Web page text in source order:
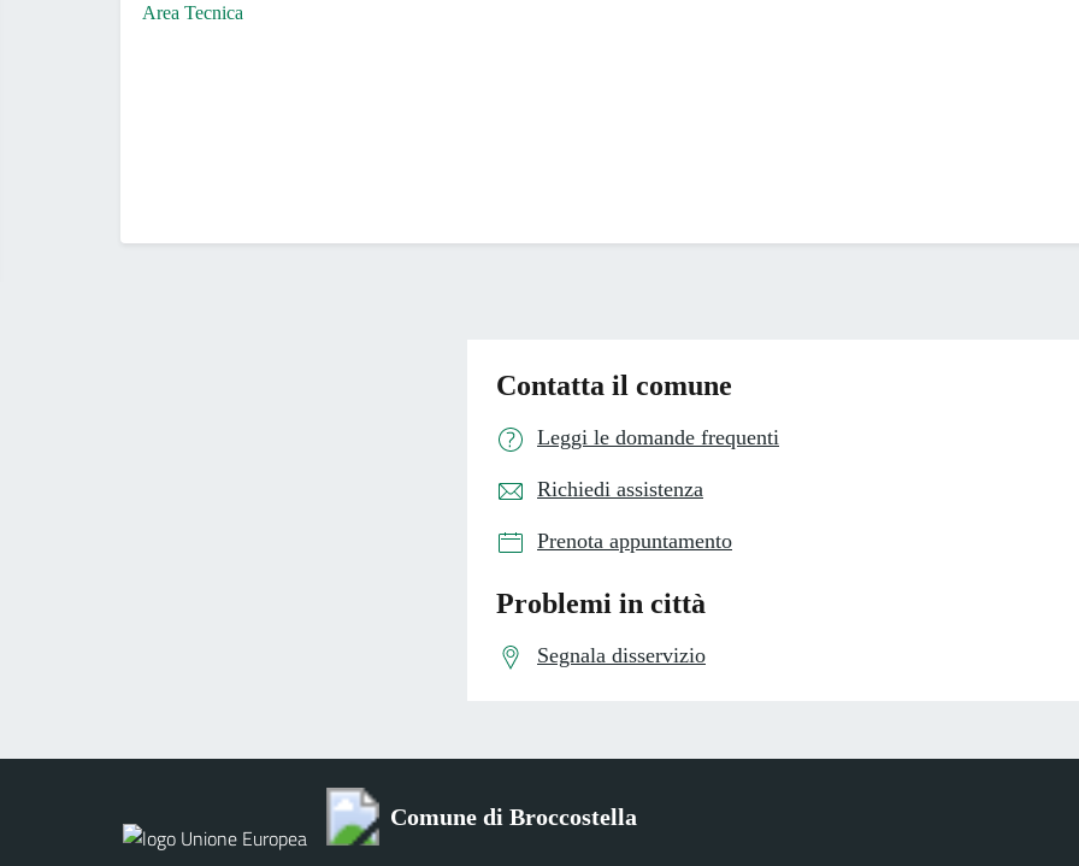
Area Tecnica
Contatta il comune
Leggi le domande frequenti
Richiedi assistenza
Prenota appuntamento
Problemi in città
Segnala disservizio
Comune di Broccostella